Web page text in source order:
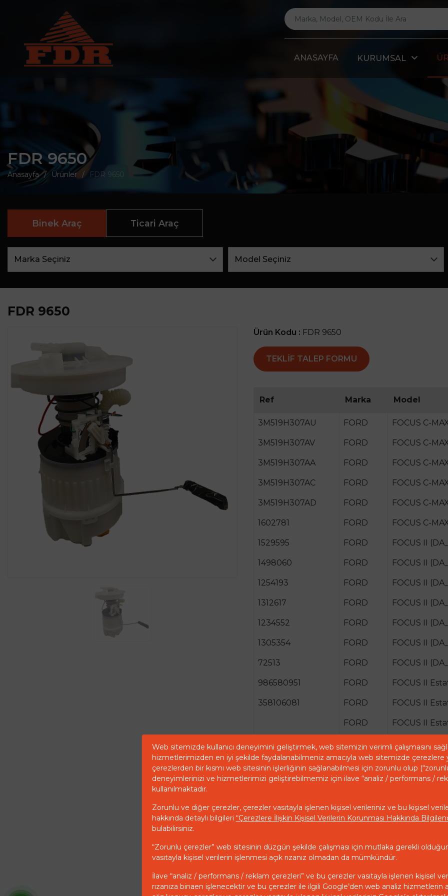
ANASAYFA KURUMSAL
FDR 9650
Anasayfa Ürünler FDR 9650
Binek Araç Ticari Araç
FDR 9650
Ürün Kodu : FDR 9650
TEKLIF TALEP FORMU
Ref Marka Model
3M519H307AU FORD FOCUS C-
3M519H307AV FORD FOCUS C-
3M519H307AA FORD FOCUS C-
3M519H307AC FORD FOCUS C-
3M519H307AD FORD FOCUS C-
1602781 FORD FOCUS C-
1529595 FORD FOCUS II
1498060 FORD FOCUS II
1254193 FORD FOCUS II
1312617 FORD FOCUS II
1234552 FORD FOCUS II
1305354 FORD FOCUS II
72513 FORD FOCUS II
986580951 FORD FOCUS II
358106081 FORD FOCUS II
FORD FOCUS II
FORD FOCUS II
FORD FOCUS II
FORD FOCUS II
FORD FOCUS II
FORD FOCUS II
FORD FOCUS II
FORD FOCUS II
Web sitemizde kullanıcı deneyimini geliştirmek, web sitemizin verimli çalışmasını
hizmetlerimizden en iyi şekilde faydalanabilmeniz amacıyla web sitemizde çerezlere
çerezlerden bir kısmı web sitesinin işlerliğinin sağlanabilmesi için zorunlu olup
deneyimlerinizi ve hizmetlerimizi geliştirebilmemiz için ilave “analiz / performans /
kullanılmaktadır.
Zorunlu ve diğer çerezler, çerezler vasıtayla işlenen kişisel verileriniz ve bu kişisel
hakkında detaylı bilgileri “Çerezlere İlişkin Kişisel Verilerin Korunması Hakkında
bulabilirsiniz.
“Zorunlu çerezler” web sitesinin düzgün şekilde çalışması için mutlaka gerekli
vasıtayla kişisel verilerin işlenmesi açık rızanız olmadan da mümkündür.
İlave “analiz / performans / reklam çerezleri” ve bu çerezler vasıtayla işlenen kişisel
rızanıza binaen işlenecektir ve bu çerezler ile ilgili Google’den web analiz hizmetlerin